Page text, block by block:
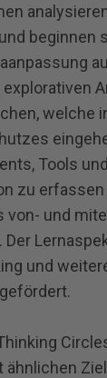
welche
Tools
zu
und
Der
und